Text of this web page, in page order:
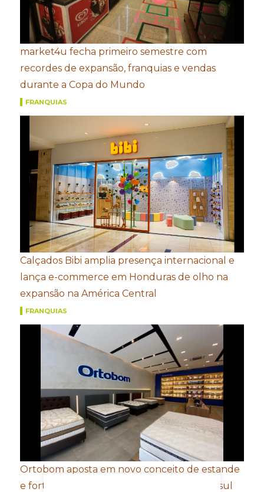
market4u fecha primeiro semestre com
recordes de expansão, franquias e vendas
durante a Copa do Mundo
FRANQUIAS
Calçados Bibi amplia presença internacional e
lança e-commerce em Honduras de olho na
expansão na América Central
FRANQUIAS
Ortobom aposta em novo conceito de estande
e fortalecimento de portfólio para a Movelsul